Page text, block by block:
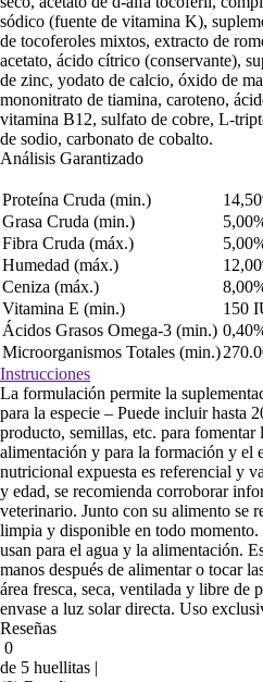
sódico (fuente de vitamina K),
de tocoferoles mixtos, extracto de
acetato, ácido cítrico (conservante),
de zinc, yodato de calcio, óxido de
mononitrato de tiamina, caroteno,
vitamina B12, sulfato de cobre, L-
de sodio, carbonato de cobalto.
Análisis Garantizado
Proteína Cruda (min.)
Grasa Cruda (min.)
Fibra Cruda (máx.)
Humedad (máx.)
Ceniza (máx.)
Vitamina E (min.)
150
Ácidos Grasos Omega-3 (min.)
Microorganismos Totales (min.)
Instrucciones
La formulación permite la
para la especie – Puede incluir hasta
producto, semillas, etc. para fomentar
alimentación y para la formación y el
nutricional expuesta es referencial y
y edad, se recomienda corroborar
veterinario. Junto con su alimento se
limpia y disponible en todo momento.
usan para el agua y la alimentación.
manos después de alimentar o tocar
área fresca, seca, ventilada y libre de
envase a luz solar directa. Uso
Reseñas
0
de 5 huellitas |